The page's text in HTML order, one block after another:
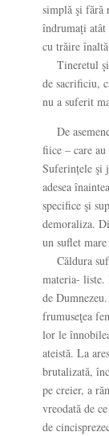
simplă şi fără
îndrumați
cu trăire
Tineretul
de sacrificiu,
nu a suferit
De
fiice – care
Suferințele şi
adesea
specifice şi
demoraliza.
un suflet
Căldura
materia-
de
frumuseţea
lor le
ateistă. La
brutalizată,
pe creier, a
vreodată de
de